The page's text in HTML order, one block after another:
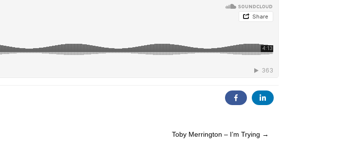
Toby Merrington – I’m Trying →